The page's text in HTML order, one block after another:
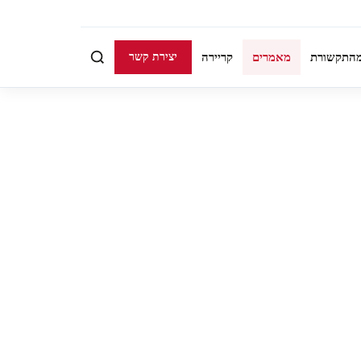
מאמרים קריירה יצירת קשר